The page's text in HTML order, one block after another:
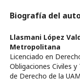
Biografía del
Llasmani López
Metropolitana
Licenciado en
Obligaciones Civiles
de Derecho de la